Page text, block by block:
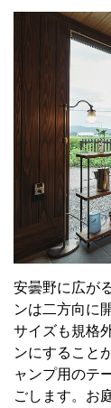
安曇野に広が
ンは二方向に
サイズも規格
ンにすること
ャンプ用のテ
ごします。お